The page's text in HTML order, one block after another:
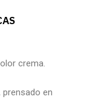
crema.
prensado en